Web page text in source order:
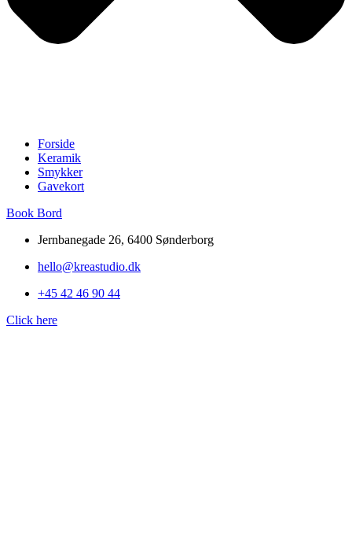
Forside
Keramik
Smykker
Gavekort
Book Bord
Jernbanegade 26, 6400 Sønderborg
hello@kreastudio.dk
+45 42 46 90 44
Click here